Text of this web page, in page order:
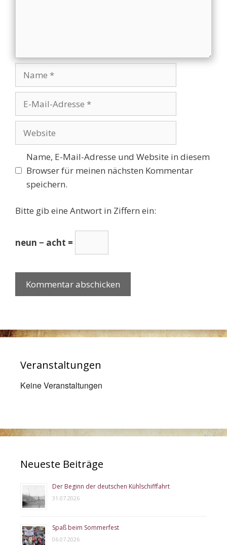
Name, E-Mail-Adresse und Website in diesem
Browser für meinen nächsten Kommentar
speichern.
Bitte gib eine Antwort in Ziffern ein:
neun − acht =
Veranstaltungen
Keine Veranstaltungen
Neueste Beiträge
Der Beginn der deutschen Kühlschifffahrt
31.07.2026
Spaß beim Sommerfest
06.07.2026